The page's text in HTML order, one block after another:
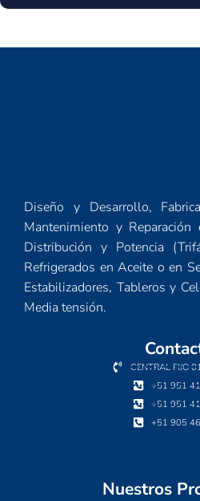
Diseño y Desarrollo,
Mantenimiento y Reparación
Distribución y Potencia
Refrigerados en Aceite o en
Estabilizadores, Tableros y
Media tensión.
CENTRAL FIJO
+51 951
+51 951
+51 905
Nuestros